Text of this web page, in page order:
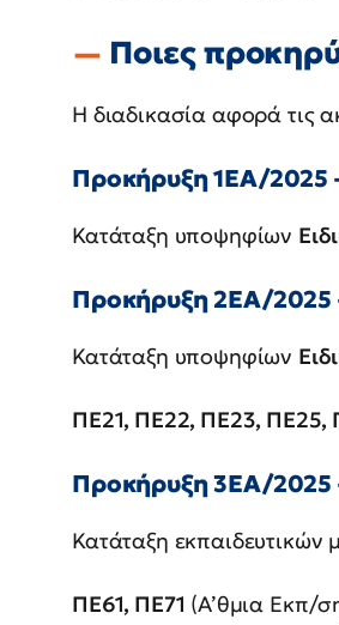
Ποιες
Η διαδικασία αφορά τις
Προκήρυξη 1ΕΑ/
Κατάταξη υποψηφίων
Προκήρυξη 2ΕΑ/2025
Κατάταξη υποψηφίων
ΠΕ21, ΠΕ22, ΠΕ23, ΠΕ25,
Προκήρυξη 3ΕΑ/2025
Κατάταξη εκπαιδευτικών
ΠΕ61, ΠΕ71 (Α’θμια Εκπ/